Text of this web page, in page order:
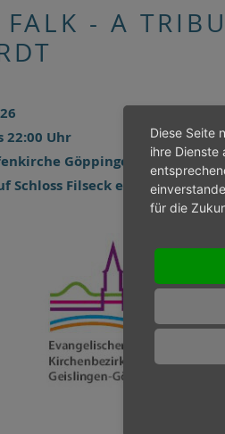
FALK - A
22:00 Uhr
Göppingen
Schloss Filseck e.V.
Diese Seite
ihre Dienste
für die